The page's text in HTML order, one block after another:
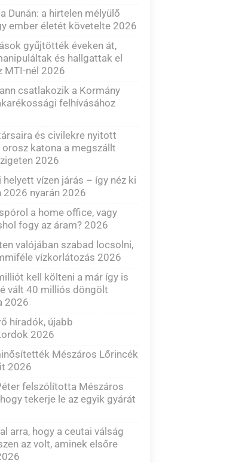
Dunán: a hirtelen mélyülő
ember életét követelte 2026
gyűjtötték éveken át,
és hallgattak el
MTI-nél 2026
csatlakozik a Kormány
felhívásához
és civilekre nyitott
orosz katona a megszállt
2026
helyett vízen járás – így néz ki
2026 nyarán 2026
spórol a home office, vagy
fogy az áram? 2026
valójában szabad locsolni,
vízkorlátozás 2026
kell költeni a már így is
vált 40 milliós döngölt
2026
híradók, újabb
2026
Mészáros Lőrincék
2026
felszólította Mészáros
hogy tekerje le az egyik gyárát
arra, hogy a ceutai válság
az volt, aminek elsőre